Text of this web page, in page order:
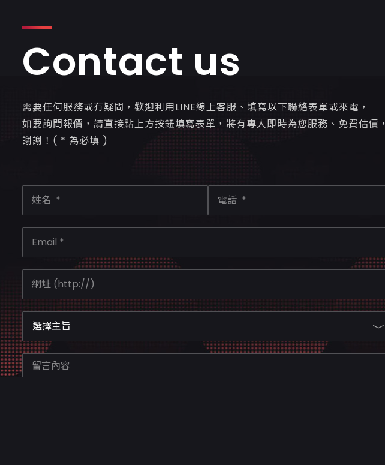
Contact us
需要任何服務或有疑問，歡迎利用LINE線上客服、填寫以下聯絡表單或來電，
如要詢問報價，請直接點上方按鈕填寫表單，將有專人即時為您服務、免費估價，
謝謝！( * 為必填 )